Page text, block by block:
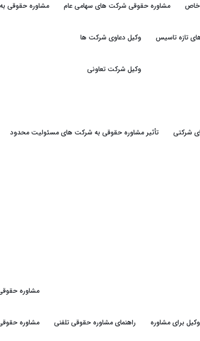
خاص مشاوره حقوقی شرکت های سهامی عام مشاوره حقوقی
تازه تاسیس وکیل دعاوی شرکت ها
وکیل شرکت تعاونی
شرکتی تأثیر مشاوره حقوقی به شرکت های مسئولیت محدود
وکیل برای مشاوره راهنمای مشاوره حقوقی تلفنی
مشاوره
مشاوره